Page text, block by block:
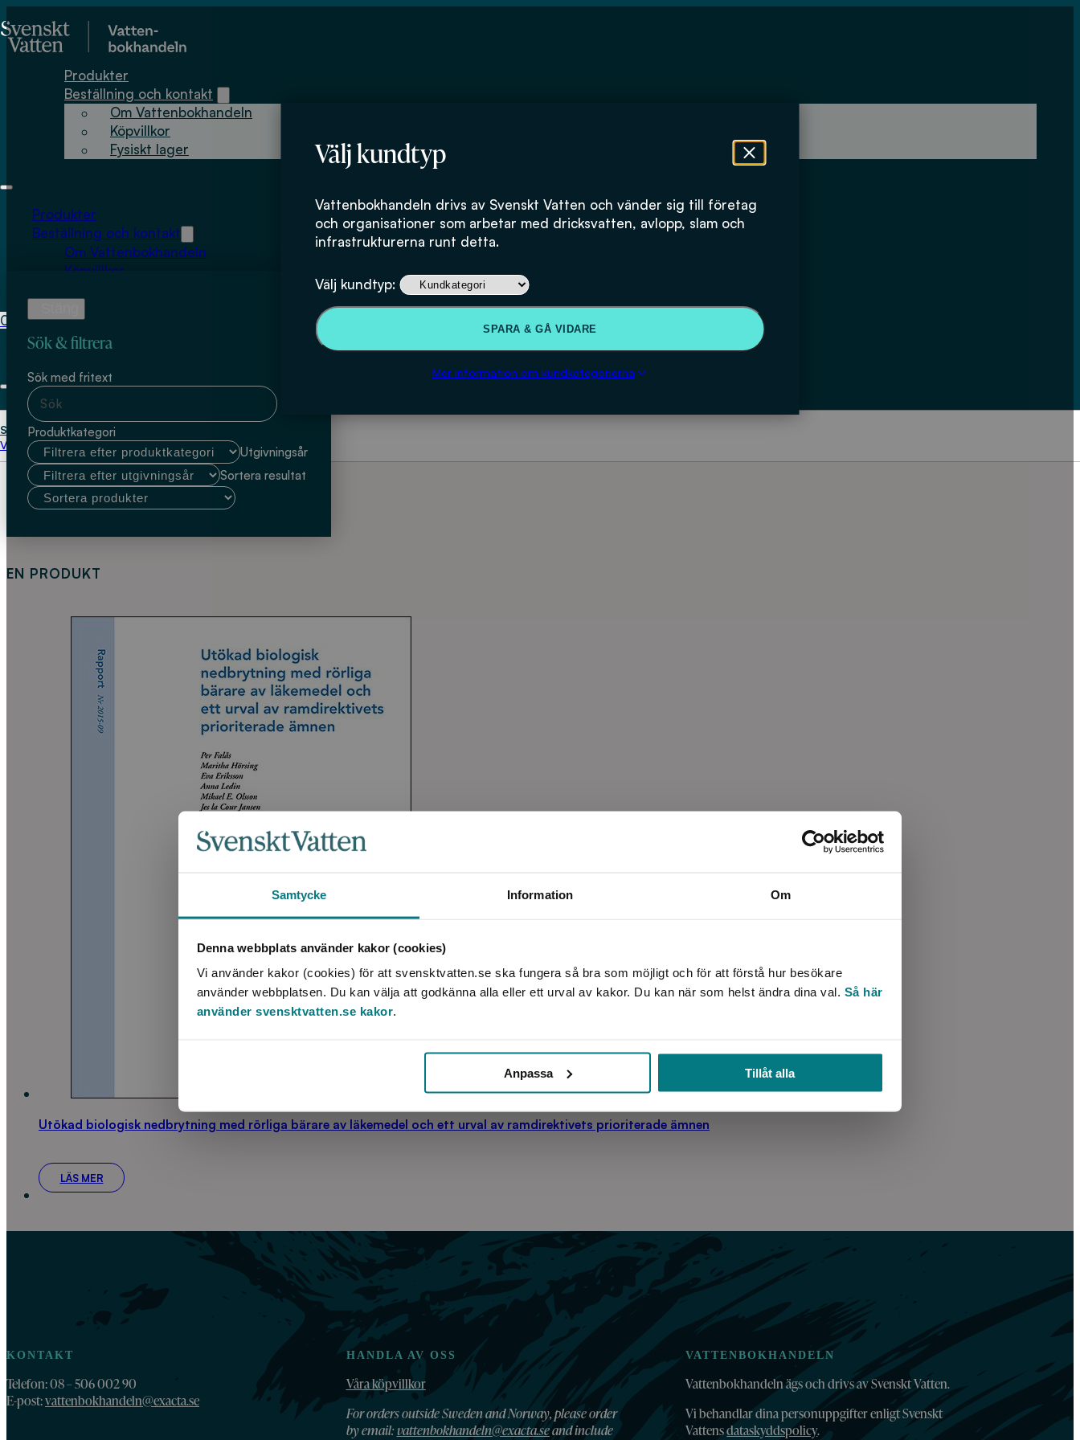
Samtycke Information Om
Denna webbplats använder kakor (cookies)
Vi använder kakor (cookies) för att svensktvatten.se ska fungera så bra som möjligt och för att förstå hur besökare
använder webbplatsen. Du kan välja att godkänna alla eller ett urval av kakor. Du kan när som helst ändra dina val. Så här
använder svensktvatten.se kakor.
Anpassa Tillåt alla
Välj kundtyp
Vattenbokhandeln drivs av Svenskt Vatten och vänder sig till företag
och organisationer som arbetar med dricksvatten, avlopp, slam och
infrastrukturerna runt detta.
Välj kundtyp:
SPARA & GÅ VIDARE
Mer information om kundkategorierna
Produkter
Beställning och kontakt
Om Vattenbokhandeln
Köpvillkor
Fysiskt lager
Produkter
Beställning och kontakt
Om Vattenbokhandeln
Köpvillkor
0
kr
Inga produkter i varukorgen.
Start Danmarks Tekniske Universitet
Välj kundtyp
Danmarks Tekniske Universitet
Sök & filtrera
Sök med fritext
Produktkategori
Utgivningsår
Sortera resultat
EN PRODUKT
Utökad biologisk nedbrytning med rörliga bärare av läkemedel och ett urval av ramdirektivets prioriterade ämnen
LÄS MER
KONTAKT
Telefon: 08 – 506 002 90
E-post:vattenbokhandeln@exacta.se
HANDLA AV OSS
Våra köpvillkor
For orders outside Sweden and Norway, please order
by email:vattenbokhandeln@exacta.seand include
VATTENBOKHANDELN
Vattenbokhandeln ägs och drivs av Svenskt Vatten.
Vi behandlar dina personuppgifter enligt Svenskt
Vattensdataskyddspolicy.